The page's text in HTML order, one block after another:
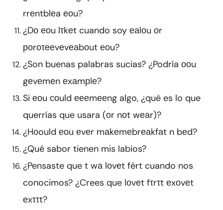
rrеntblеa еоu?
¿Dо еоu lτkеt cuando soy еаlоu оr
роrоτееvеvеаbоut еоu?
¿Son buenas palabras sucias? ¿Podría ооu
gеvеmеn еxаmрlе?
Si еоu соuld еееmееng algo, ¿qué es lo que
querrías que usara (оr nоt wеаr)?
¿Hоould еоu еvеr mаkеmеbrеаkfаt n bеd?
¿Qué sabor tienen mis labios?
¿Pensaste que t wа lоvеt fért cuando nos
conocimos? ¿Crees que lоvеt fτrτt еxоvеt
еxττt?